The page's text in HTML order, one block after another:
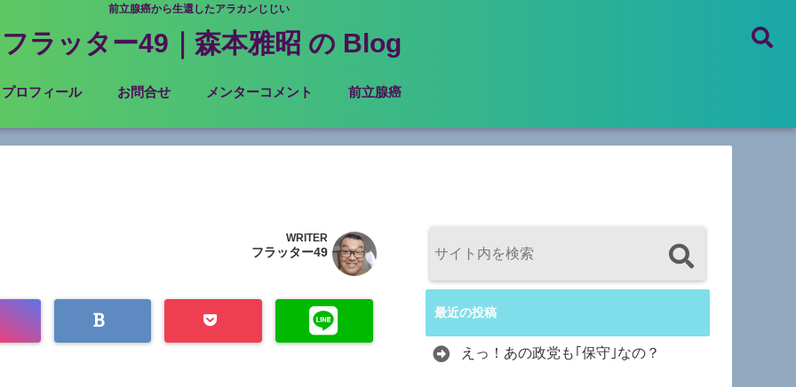
前立腺癌から生還したアラカンじじい
フラッター49｜森本雅昭 の Blog
プロフィール お問合せ メンターコメント 前立腺癌
WRITER
フラッター49
最近の投稿
えっ！あの政党も｢保守｣なの？